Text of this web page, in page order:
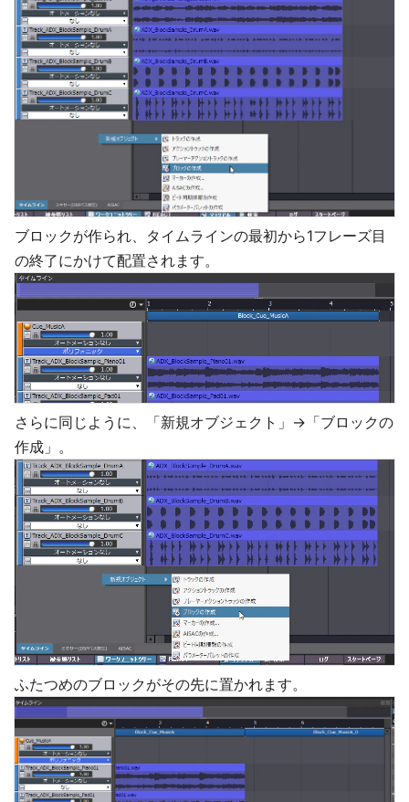
ブロックが作られ、タイムラインの最初から1フレーズ目
の終了にかけて配置されます。
さらに同じように、「新規オブジェクト」→「ブロックの
作成」。
ふたつめのブロックがその先に置かれます。